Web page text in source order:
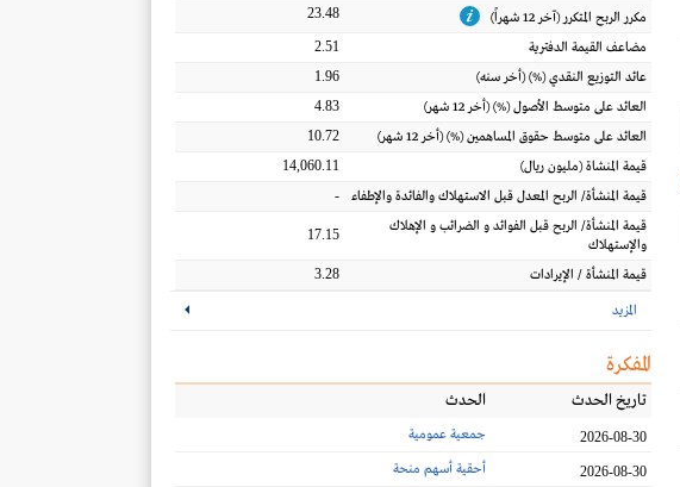
مكرر الربح المتكرر (آخر 12 شهراً) 23.48
مضاعف القيمة الدفترية
2.51
عائد التوزيع النقدي(%) (أخر سنه)
1.96
العائد على متوسط الأصول(%) (أخر 12 شهر)
4.83
العائد على متوسط حقوق المساهمين(%) (أخر 12 شهر)
10.72
قيمة المنشاة(مليون ريال)
14,060.11
قيمة المنشأة/ الربح المعدل قبل الاستهلاك والفائدة والإطفاء
-
قيمة المنشأة/ الربح قبل الفوائد و الضرائب و الإهلاك
والإستهلاك
17.15
قيمة المنشأة / الإيرادات 3.28
المزيد
المفكرة
تاريخ الحدث الحدث
2026-08-30 جمعية عمومية
2026-08-30 أحقية أسهم منحة